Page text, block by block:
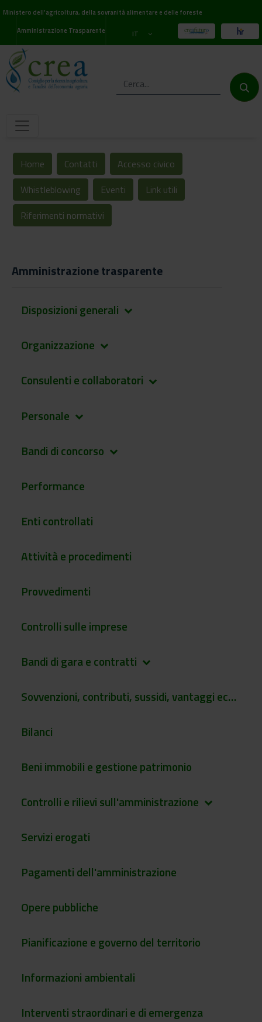
Ministero dell'agricoltura, della sovranità alimentare e delle foreste
Amministrazione Trasparente
IT
Home Contatti
Accesso civico
Whistleblowing
Eventi
Link utili
Riferimenti normativi
Amministrazione trasparente
Disposizioni generali keyboard_arrow_down
Organizzazione keyboard_arrow_down
Consulenti e collaboratori keyboard_arrow_down
Personale keyboard_arrow_down
Bandi di concorso keyboard_arrow_down
Performance
Enti controllati
Attività e procedimenti
Provvedimenti
Controlli sulle imprese
Bandi di gara e contratti keyboard_arrow_down
Sovvenzioni, contributi, sussidi, vantaggi economici
Bilanci
Beni immobili e gestione patrimonio
Controlli e rilievi sull'amministrazione keyboard_arrow_down
Servizi erogati
Pagamenti dell'amministrazione
Opere pubbliche
Pianificazione e governo del territorio
Informazioni ambientali
Interventi straordinari e di emergenza